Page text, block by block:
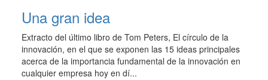
Una gran idea
Extracto del último libro de Tom Peters, El círculo de la
innovación, en el que se exponen las 15 ideas principales
acerca de la importancia fundamental de la innovación en
cualquier empresa hoy en dí...